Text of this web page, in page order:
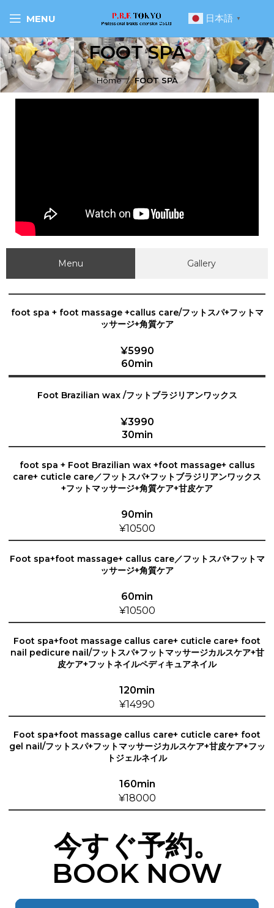
MENU 日本語 ▼
FOOT SPA
Home FOOT SPA
Menu Gallery
foot spa + foot massage +callus care/フットスパ+フットマ
ッサージ+角質ケア
¥5990
60min
Foot Brazilian wax /フットブラジリアンワックス
¥3990
30min
foot spa + Foot Brazilian wax +foot massage+ callus
care+ cuticle care／フットスパ+フットブラジリアンワックス
+フットマッサージ+角質ケア+甘皮ケア
90min
¥10500
Foot spa+foot massage+ callus care／フットスパ+フットマ
ッサージ+角質ケア
60min
¥10500
Foot spa+foot massage callus care+ cuticle care+ foot
nail pedicure nail/フットスパ+フットマッサージカルスケア+甘
皮ケア+フットネイルペディキュアネイル
120min
¥14990
Foot spa+foot massage callus care+ cuticle care+ foot
gel nail/フットスパ+フットマッサージカルスケア+甘皮ケア+フッ
トジェルネイル
160min
¥18000
今すぐ予約。
BOOK NOW